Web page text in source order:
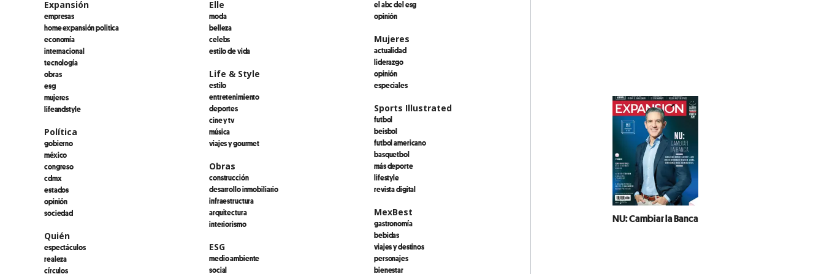
Expansión
empresas
home expansión politica
economía
internacional
tecnología
obras
esg
mujeres
lifeandstyle
Política
gobierno
méxico
congreso
cdmx
estados
opinión
sociedad
Quién
espectáculos
realeza
círculos
Elle
moda
belleza
celebs
estilo de vida
Life & Style
estilo
entretenimiento
deportes
cine y tv
música
viajes y gourmet
Obras
construcción
desarrollo inmobiliario
infraestructura
arquitectura
interiorismo
ESG
medio ambiente
social
el abc del esg
opinión
Mujeres
actualidad
liderazgo
opinión
especiales
Sports Illustrated
futbol
beisbol
futbol americano
basquetbol
más deporte
lifestyle
revista digital
MexBest
gastronomía
bebidas
viajes y destinos
personajes
bienestar
NU: Cambiar la Banca